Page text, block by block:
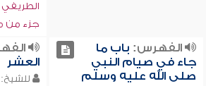
الطريفي
جزء من
الفهرس: باب ما
جاء في صيام النبي
صلى الله عليه وسلم
العشر
للشيخ: